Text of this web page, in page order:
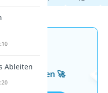
Teste dein
Aufgaben 🚀
Ableiten